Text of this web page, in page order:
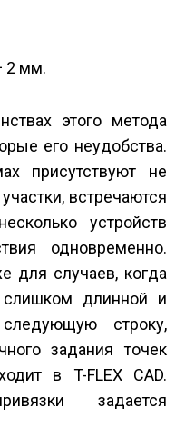
2 мм.
этого метода
его неудобства.
присутствуют не
встречаются
устройств
одновременно.
для случаев, когда
слишком длинной и
строку,
задания точек
в T-FLEX CAD.
задается